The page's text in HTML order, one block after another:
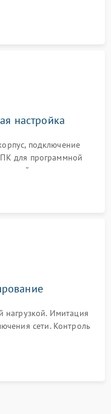
дорожек и
настройка
подключение
для программной
порогов
старения АКБ.
нагрузкой. Имитация
сети. Контроль
режима и
сигнала.